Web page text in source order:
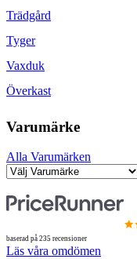
Trädgård
Tyger
Vaxduk
Överkast
Varumärke
Alla Varumärken
baserad på 235 recensioner
Läs våra omdömen